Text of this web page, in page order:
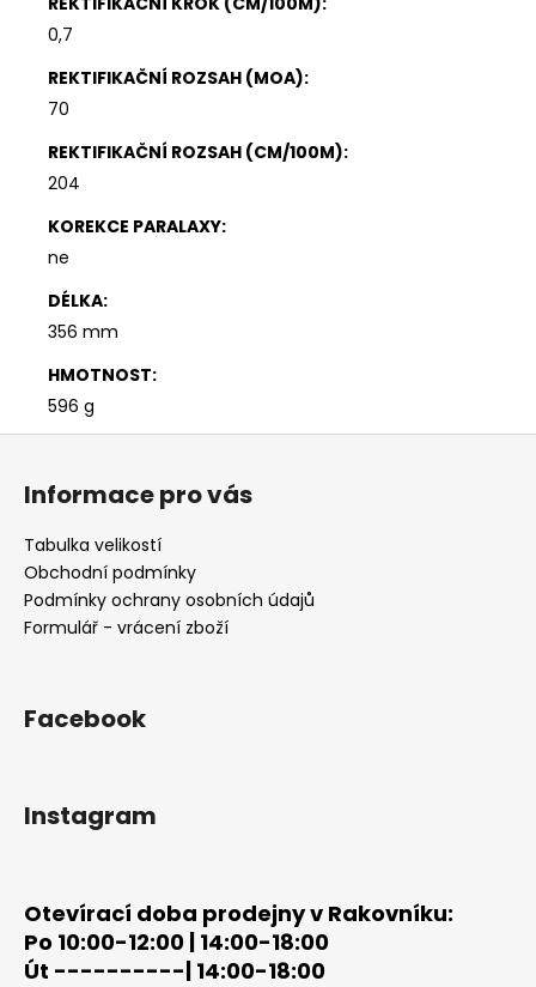
0,7
REKTIFIKAČNÍ ROZSAH (MOA):
70
REKTIFIKAČNÍ ROZSAH (CM/100M):
204
KOREKCE PARALAXY:
ne
DÉLKA:
356 mm
HMOTNOST:
596 g
Informace pro vás
Tabulka velikostí
Obchodní podmínky
Podmínky ochrany osobních údajů
Formulář - vrácení zboží
Facebook
Instagram
Otevírací doba prodejny v Rakovníku:
Po 10:00-12:00 | 14:00-18:00
Út ----------| 14:00-18:00